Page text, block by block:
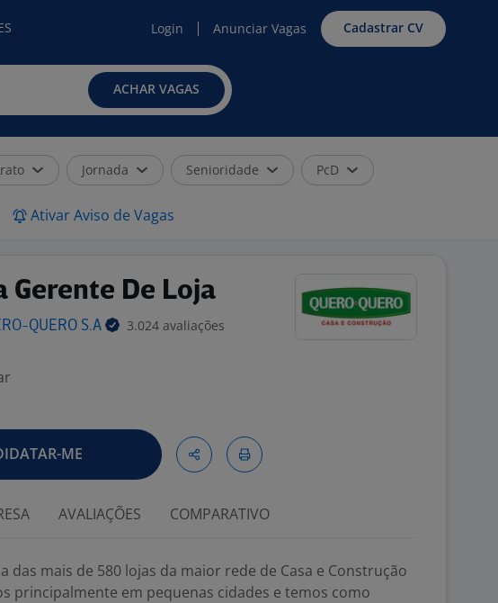
Login Anunciar Vagas Cadastrar CV
ACHAR VAGAS
Jornada Senioridade PcD
Ativar Aviso de Vagas
Gerente De Loja
QUERO S.A 3.024 avaliações
ME
AVALIAÇÕES COMPARATIVO
das mais de 580 lojas da maior rede de Casa e Construção
principalmente em pequenas cidades e temos como